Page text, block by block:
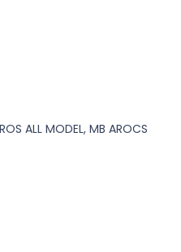
ALL MODEL, MB AROCS